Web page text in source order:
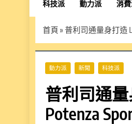
科技派 動力派 消
首頁 » 普利司通量身打造
動力派 新聞 科技派
普利司通量
Potenza